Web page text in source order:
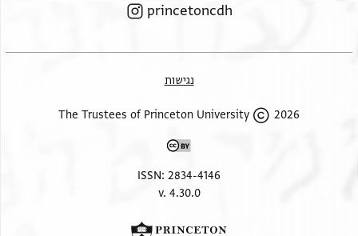
princetoncdh
נגישות
2026 The Trustees of Princeton University
ISSN: 2834-4146
v. 4.30.0